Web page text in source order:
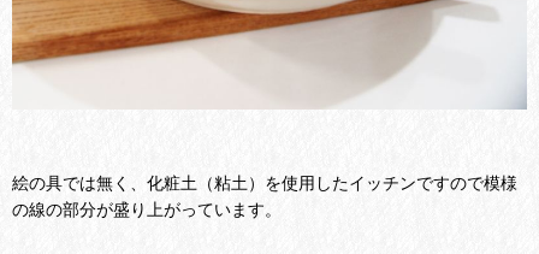
絵の具では無く、化粧土（粘土）を使用したイッチンですので模様
の線の部分が盛り上がっています。